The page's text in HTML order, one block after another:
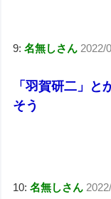
9:名無しさん 2022/
「羽賀研二」と
そう
10:名無しさん